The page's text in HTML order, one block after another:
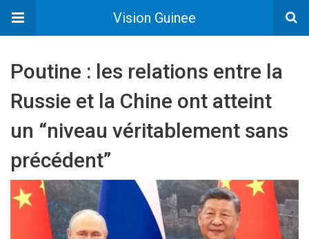
Vision Guinee
Poutine : les relations entre la
Russie et la Chine ont atteint
un “niveau véritablement sans
précédent”